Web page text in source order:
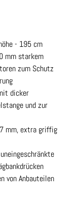
- 195 cm
mm starkem
zum Schutz
dicker
und zur
mm, extra griffig
von Anbauteilen